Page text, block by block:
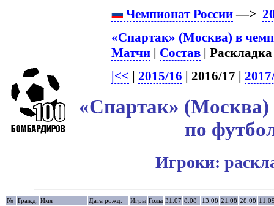
Чемпионат России—>
«Спартак» (Москва) в
Матчи | Состав |
|<< | 2015/16 | 2016/17 |
«Спартак» (Москва)
по
Игроки:
№ Гражд. Имя Дата рожд. Игры Голы 31.07 8.08 13.08 21.08 28.08